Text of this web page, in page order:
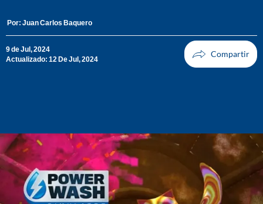
Por: Juan Carlos Baquero
9 de Jul, 2024
Actualizado: 12 De Jul, 2024